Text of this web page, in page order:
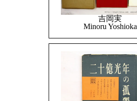
吉岡実
Minoru Yoshioka